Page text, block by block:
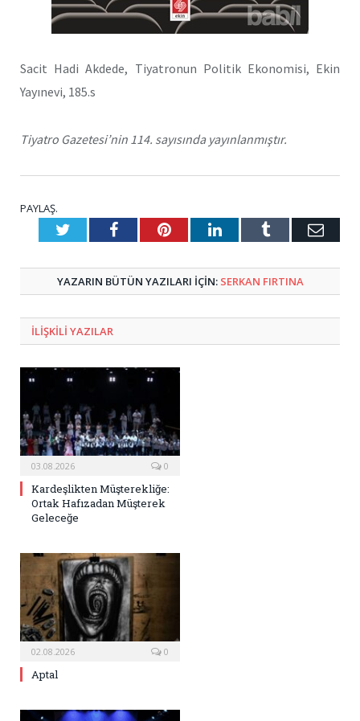
Sacit Hadi Akdede, Tiyatronun Politik Ekonomisi, Ekin
Yayınevi, 185.s
Tiyatro Gazetesi’nin 114. sayısında yayınlanmıştır.
PAYLAŞ.
TwitterFacebookPinterestLinkedInTumblr E-
YAZARIN BÜTÜN YAZILARI IÇIN: SERKAN FIRTINA
ILIŞKILI YAZILAR
03.08.2026 0
Kardeşlikten Müşterekliğe:
Ortak Hafızadan Müşterek
Geleceğe
02.08.2026 0
Aptal